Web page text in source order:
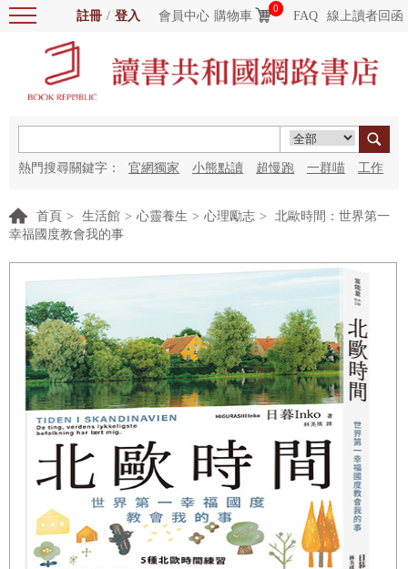
註冊 / 登入 會員中心 購物車
0
FAQ 線上讀者回函
熱門搜尋關鍵字： 官網獨家 小熊點讀 超慢跑 一群喵 工作
首頁 > 生活館 > 心靈養生 > 心理勵志 >
北歐時間：世界第一
幸福國度教會我的事